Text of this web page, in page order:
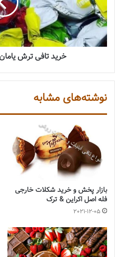
خرید تافی ترش
نوشته‌های مشابه
بازار پخش و خرید شکلات خارجی
فله اصل اکراین & ترک
2021-12-05